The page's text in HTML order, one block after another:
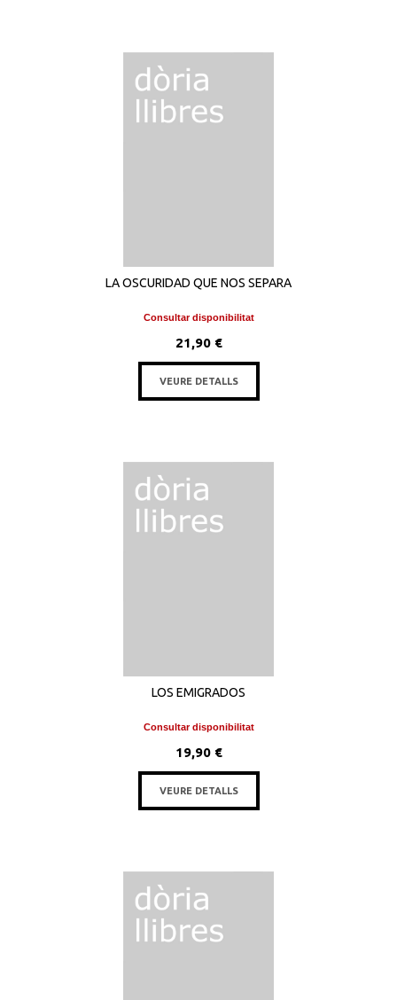
LA OSCURIDAD QUE NOS SEPARA
Consultar disponibilitat
21,90 €
VEURE DETALLS
LOS EMIGRADOS
Consultar disponibilitat
19,90 €
VEURE DETALLS